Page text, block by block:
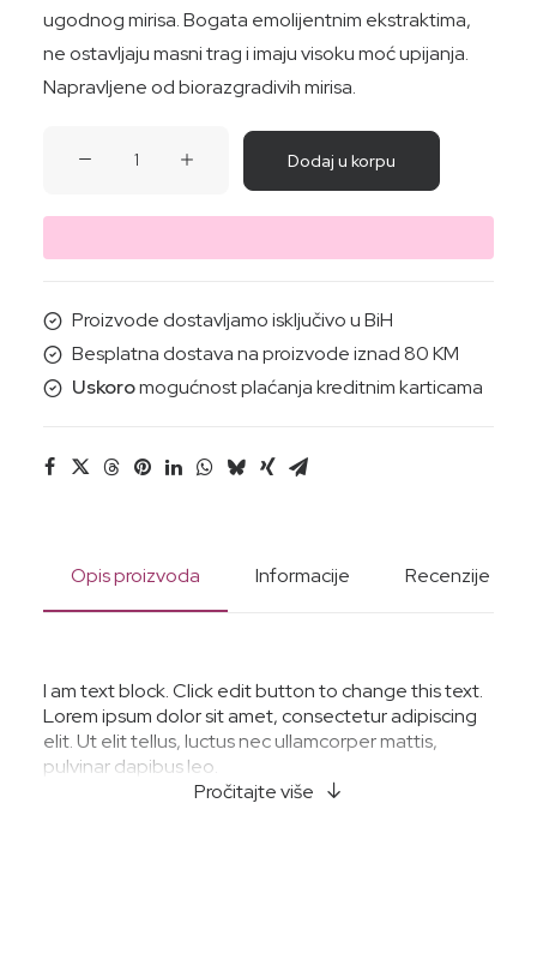
ugodnog mirisa. Bogata emolijentnim ekstraktima,
ne ostavljaju masni trag i imaju visoku moć upijanja.
Napravljene od biorazgradivih mirisa.
4x30ML
količina
Dodaj u korpu
Proizvode dostavljamo isključivo u BiH
Besplatna dostava na proizvode iznad 80 KM
Uskoromogućnost plaćanja kreditnim karticama
Opis proizvoda Informacije Recenzije
I am text block. Click edit button to change this text.
Lorem ipsum dolor sit amet, consectetur adipiscing
elit. Ut elit tellus, luctus nec ullamcorper mattis,
pulvinar dapibus leo.
Pročitajte više